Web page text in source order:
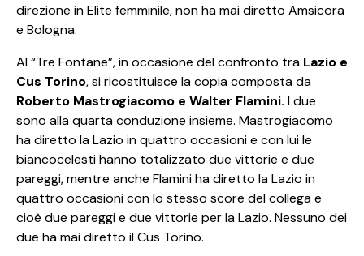
direzione in Elite femminile, non ha mai diretto Amsicora
e Bologna.
Al “Tre Fontane”, in occasione del confronto tra Lazio e
Cus Torino, si ricostituisce la copia composta da
Roberto Mastrogiacomo e Walter Flamini. I due
sono alla quarta conduzione insieme. Mastrogiacomo
ha diretto la Lazio in quattro occasioni e con lui le
biancocelesti hanno totalizzato due vittorie e due
pareggi, mentre anche Flamini ha diretto la Lazio in
quattro occasioni con lo stesso score del collega e
cioè due pareggi e due vittorie per la Lazio. Nessuno dei
due ha mai diretto il Cus Torino.